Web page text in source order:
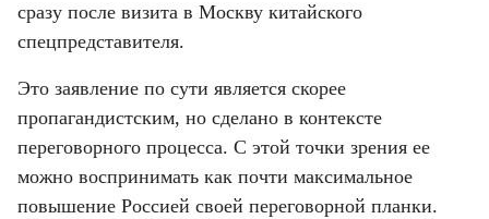
сразу после визита в Москву китайского
спецпредставителя.
Это заявление по сути является скорее
пропагандистским, но сделано в контексте
переговорного процесса. С этой точки зрения ее
можно воспринимать как почти максимальное
повышение Россией своей переговорной планки.